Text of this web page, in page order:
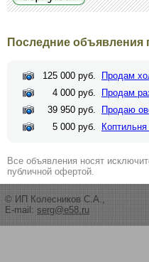
Последние объявления
125 000 руб.
Продам
4 000 руб.
Продам
39 950 руб.
Продаю
5 000 руб.
Все объявления носят
публичной офертой.
© ИП Колесников С.А.,
E-mail: serg@e58.ru